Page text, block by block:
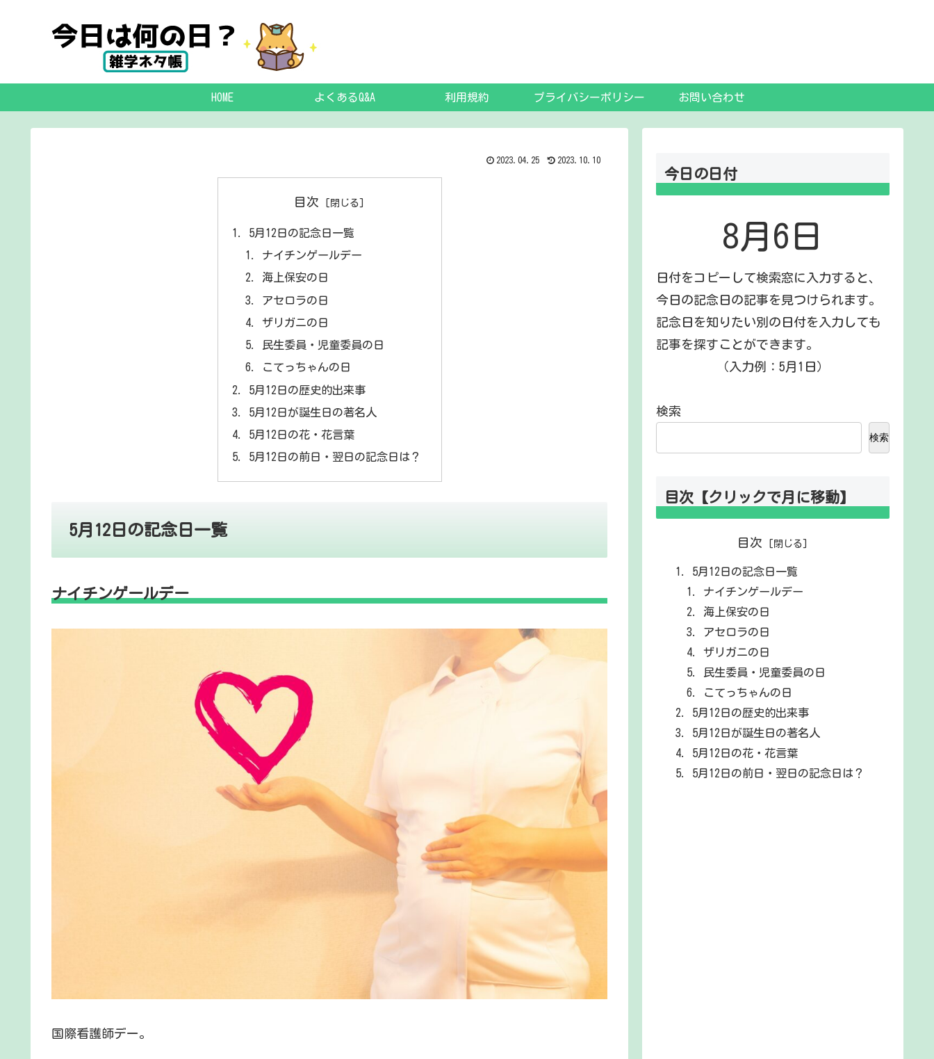
HOME よくあるQ&A 利用規約 プライバシーポリシー お問い合わせ
2023.04.25 2023.10.10
目次
5月12日の記念日一覧
ナイチンゲールデー
海上保安の日
アセロラの日
ザリガニの日
民生委員・児童委員の日
こてっちゃんの日
5月12日の歴史的出来事
5月12日が誕生日の著名人
5月12日の花・花言葉
5月12日の前日・翌日の記念日は？
5月12日の記念日一覧
ナイチンゲールデー
国際看護師デー。
今日の日付
8月6日
日付をコピーして検索窓に入力すると、
今日の記念日の記事を見つけられます。
記念日を知りたい別の日付を入力しても
記事を探すことができます。
（入力例：5月1日）
検索
検索
目次【クリックで月に移動】
目次
5月12日の記念日一覧
ナイチンゲールデー
海上保安の日
アセロラの日
ザリガニの日
民生委員・児童委員の日
こてっちゃんの日
5月12日の歴史的出来事
5月12日が誕生日の著名人
5月12日の花・花言葉
5月12日の前日・翌日の記念日は？